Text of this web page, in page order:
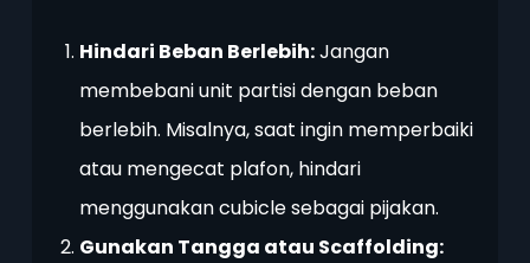
Hindari Beban Berlebih:Jangan
membebani unit partisi dengan beban
berlebih. Misalnya, saat ingin memperbaiki
atau mengecat plafon, hindari
menggunakan cubicle sebagai pijakan.
Gunakan Tangga atau Scaffolding: